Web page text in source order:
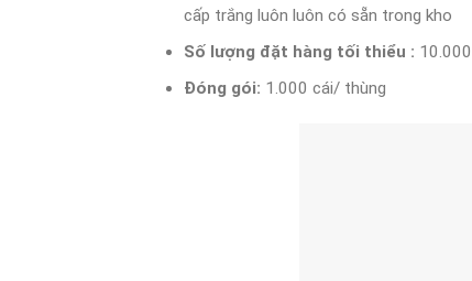
cấp trắng luôn luôn có sẵn trong kho
Số lượng đặt hàng tối thiểu :
Đóng gói: 1.000 cái/ thùng